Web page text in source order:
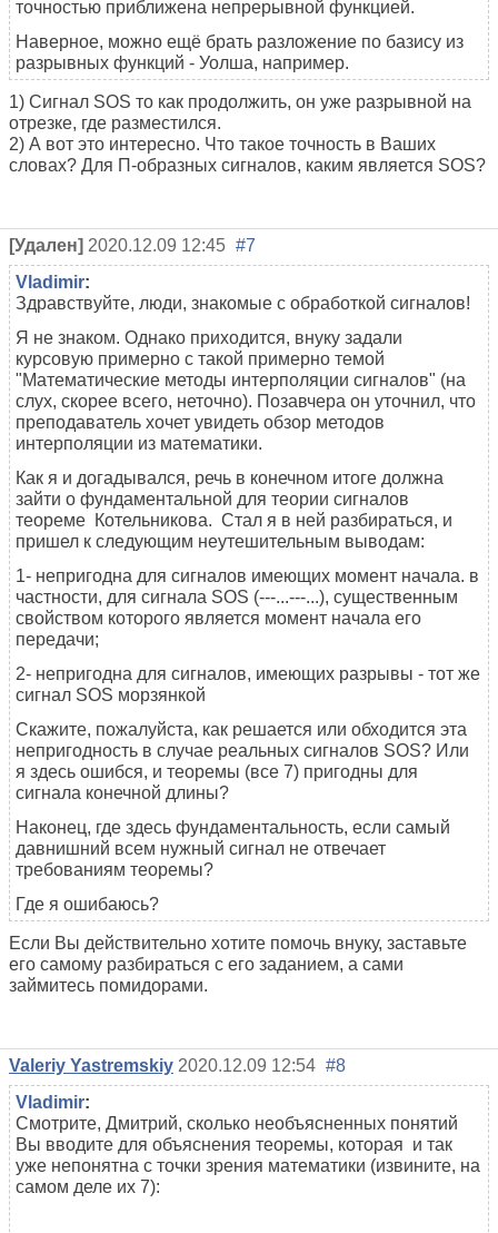
точностью приближена непрерывной функцией.
Наверное, можно ещё брать разложение по базису из
разрывных функций - Уолша, например.
1) Сигнал SOS то как продолжить, он уже разрывной на
отрезке, где разместился.
2) А вот это интересно. Что такое точность в Ваших
словах? Для П-образных сигналов, каким является SOS?
[Удален] 2020.12.09 12:45 #7
Vladimir:
Здравствуйте, люди, знакомые с обработкой сигналов!
Я не знаком. Однако приходится, внуку задали
курсовую примерно с такой примерно темой
"Математические методы интерполяции сигналов" (на
слух, скорее всего, неточно). Позавчера он уточнил, что
преподаватель хочет увидеть обзор методов
интерполяции из математики.
Как я и догадывался, речь в конечном итоге должна
зайти о фундаментальной для теории сигналов
теореме Котельникова. Стал я в ней разбираться, и
пришел к следующим неутешительным выводам:
1- непригодна для сигналов имеющих момент начала. в
частности, для сигнала SOS (---...---...), существенным
свойством которого является момент начала его
передачи;
2- непригодна для сигналов, имеющих разрывы - тот же
сигнал SOS морзянкой
Скажите, пожалуйста, как решается или обходится эта
непригодность в случае реальных сигналов SOS? Или
я здесь ошибся, и теоремы (все 7) пригодны для
сигнала конечной длины?
Наконец, где здесь фундаментальность, если самый
давнишний всем нужный сигнал не отвечает
требованиям теоремы?
Где я ошибаюсь?
Если Вы действительно хотите помочь внуку, заставьте
его самому разбираться с его заданием, а сами
займитесь помидорами.
Valeriy Yastremskiy 2020.12.09 12:54 #8
Vladimir:
Смотрите, Дмитрий, сколько необъясненных понятий
Вы вводите для объяснения теоремы, которая и так
уже непонятна с точки зрения математики (извините, на
самом деле их 7):